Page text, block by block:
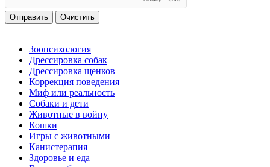
Отправить Очистить
Зоопсихология
Дрессировка собак
Дрессировка щенков
Коррекция поведения
Миф или реальность
Собаки и дети
Животные в войну
Кошки
Игры с животными
Канистерапия
Здоровье и еда